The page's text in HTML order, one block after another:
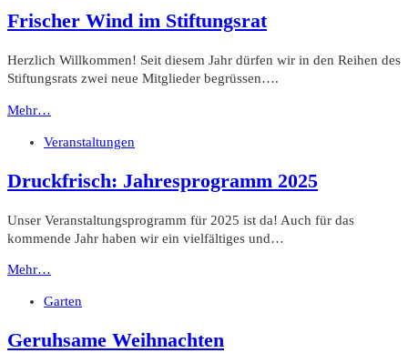
Frischer Wind im Stiftungsrat
Herzlich Willkommen! Seit diesem Jahr dürfen wir in den Reihen des
Stiftungsrats zwei neue Mitglieder begrüssen….
Mehr…
Veranstaltungen
Druckfrisch: Jahresprogramm 2025
Unser Veranstaltungsprogramm für 2025 ist da! Auch für das
kommende Jahr haben wir ein vielfältiges und…
Mehr…
Garten
Geruhsame Weihnachten